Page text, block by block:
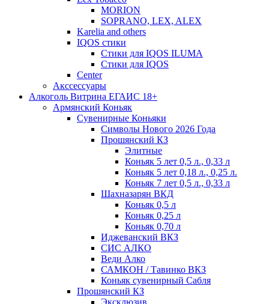
MORION
SOPRANO, LEX, ALEX
Karelia and others
IQOS стики
Стики для IQOS ILUMA
Стики для IQOS
Сenter
Акссессуары
Алкоголь Витрина ЕГАИС 18+
Армянский Коньяк
Сувенирные Коньяки
Символы Нового 2026 Года
Прошянский КЗ
Элитные
Коньяк 5 лет 0,5 л., 0,33 л
Коньяк 5 лет 0,18 л., 0,25 л.
Коньяк 7 лет 0,5 л., 0,33 л
Шахназарян ВКД
Коньяк 0,5 л
Коньяк 0,25 л
Коньяк 0,70 л
Иджеванский ВКЗ
СИС АЛКО
Веди Алко
САМКОН / Тавинко ВКЗ
Коньяк сувенирный Сабля
Прошянский КЗ
Эксклюзив